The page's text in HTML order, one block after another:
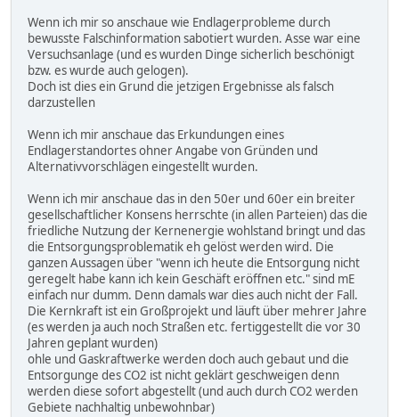
Wenn ich mir so anschaue wie Endlagerprobleme durch
bewusste Falschinformation sabotiert wurden. Asse war eine
Versuchsanlage (und es wurden Dinge sicherlich beschönigt
bzw. es wurde auch gelogen).
Doch ist dies ein Grund die jetzigen Ergebnisse als falsch
darzustellen
Wenn ich mir anschaue das Erkundungen eines
Endlagerstandortes ohner Angabe von Gründen und
Alternativvorschlägen eingestellt wurden.
Wenn ich mir anschaue das in den 50er und 60er ein breiter
gesellschaftlicher Konsens herrschte (in allen Parteien) das die
friedliche Nutzung der Kernenergie wohlstand bringt und das
die Entsorgungsproblematik eh gelöst werden wird. Die
ganzen Aussagen über "wenn ich heute die Entsorgung nicht
geregelt habe kann ich kein Geschäft eröffnen etc." sind mE
einfach nur dumm. Denn damals war dies auch nicht der Fall.
Die Kernkraft ist ein Großprojekt und läuft über mehrer Jahre
(es werden ja auch noch Straßen etc. fertiggestellt die vor 30
Jahren geplant wurden)
ohle und Gaskraftwerke werden doch auch gebaut und die
Entsorgunge des CO2 ist nicht geklärt geschweigen denn
werden diese sofort abgestellt (und auch durch CO2 werden
Gebiete nachhaltig unbewohnbar)